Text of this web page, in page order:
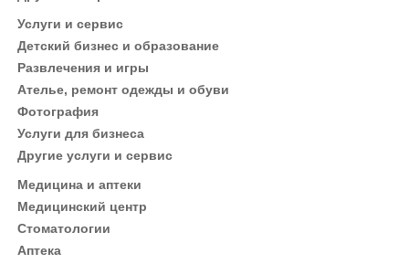
Услуги и сервис
Детский бизнес и образование
Развлечения и игры
Ателье, ремонт одежды и обуви
Фотография
Услуги для бизнеса
Другие услуги и сервис
Медицина и аптеки
Медицинский центр
Стоматологии
Аптека